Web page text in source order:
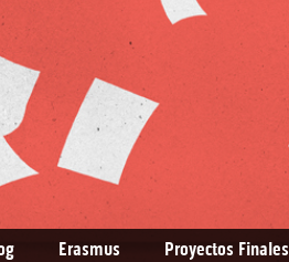
Erasmus Proyectos Finales